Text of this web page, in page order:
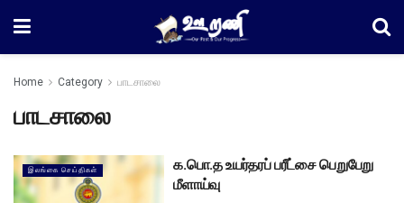
Home Category பாடசாலை
பாடசாலை
இலங்கை செய்திகள்
க.பொ.த உயர்தரப் பரீட்சை பெறுபேறு
மீளாய்வு